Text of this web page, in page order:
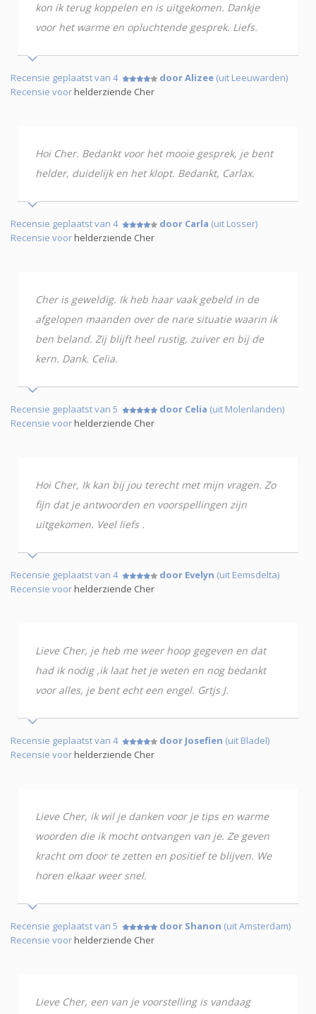
kon ik terug koppelen en is uitgekomen. Dankje
voor het warme en opluchtende gesprek. Liefs.
Recensie geplaatst van 4 door Alizee (uit Leeuwarden)
Recensie voorhelderziende Cher
Hoi Cher. Bedankt voor het mooie gesprek, je bent
helder, duidelijk en het klopt. Bedankt, Carlax.
Recensie geplaatst van 4 door Carla (uit Losser)
Recensie voorhelderziende Cher
Cher is geweldig. Ik heb haar vaak gebeld in de
afgelopen maanden over de nare situatie waarin ik
ben beland. Zij blijft heel rustig, zuiver en bij de
kern. Dank. Celia.
Recensie geplaatst van 5 door Celia (uit Molenlanden)
Recensie voorhelderziende Cher
Hoi Cher, Ik kan bij jou terecht met mijn vragen. Zo
fijn dat je antwoorden en voorspellingen zijn
uitgekomen. Veel liefs .
Recensie geplaatst van 4 door Evelyn (uit Eemsdelta)
Recensie voorhelderziende Cher
Lieve Cher, je heb me weer hoop gegeven en dat
had ik nodig ,ik laat het je weten en nog bedankt
voor alles, je bent echt een engel. Grtjs J.
Recensie geplaatst van 4 door Josefien (uit Bladel)
Recensie voorhelderziende Cher
Lieve Cher, ik wil je danken voor je tips en warme
woorden die ik mocht ontvangen van je. Ze geven
kracht om door te zetten en positief te blijven. We
horen elkaar weer snel.
Recensie geplaatst van 5 door Shanon (uit Amsterdam)
Recensie voorhelderziende Cher
Lieve Cher, een van je voorstelling is vandaag